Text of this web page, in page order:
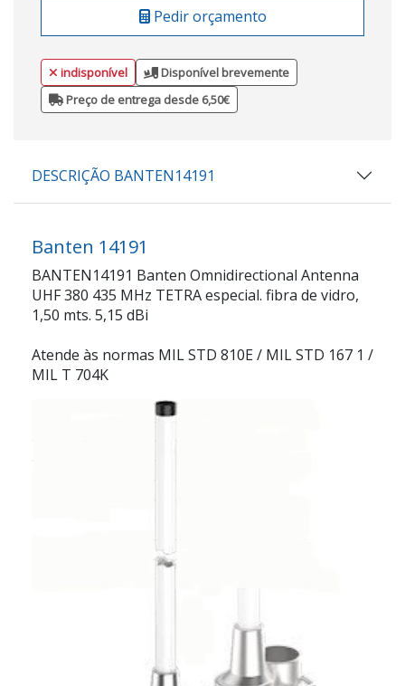
Pedir orçamento
indisponível
Disponível brevemente
Preço de entrega desde 6,50€
DESCRIÇÃO BANTEN14191
Banten 14191
BANTEN14191 Banten Omnidirectional Antenna
UHF 380 435 MHz TETRA especial. fibra de vidro,
1,50 mts. 5,15 dBi
Atende às normas MIL STD 810E / MIL STD 167 1 /
MIL T 704K